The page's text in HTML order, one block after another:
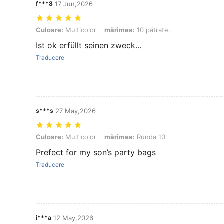
f***8 17 Jun,2026
Culoare: Multicolor, mărimea: 10 pătrate.
Culoare: Multicolor mărimea: 10 pătrate.
Ist ok erfüllt seinen zweck...
Traducere
s***s 27 May,2026
Culoare: Multicolor, mărimea: Runda 10
Culoare: Multicolor mărimea: Runda 10
Prefect for my son’s party bags
Traducere
i***a 12 May,2026